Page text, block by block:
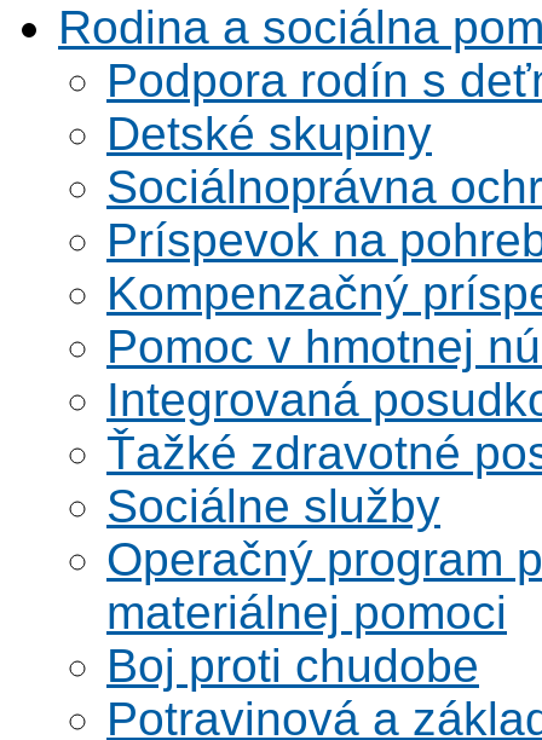
Rodina a sociálna
Podpora rodín s
Detské skupiny
Sociálnoprávna
Príspevok na
Kompenzačný
Pomoc v hmotnej
Integrovaná
Ťažké zdravotné
Sociálne služby
Operačný program
materiálnej pomoci
Boj proti chudobe
Potravinová a